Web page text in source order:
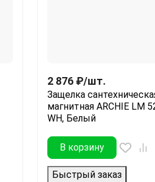
2 876 ₽/шт.
Защелка
магнитная ARCHIE LM
WH, Белый
В корзину
Быстрый заказ